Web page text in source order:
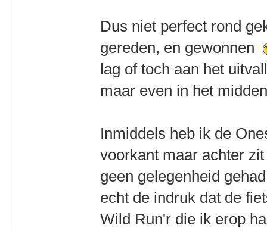
Dus niet perfect rond
gereden, en gewonnen
lag of toch aan het
maar even in het
Inmiddels heb ik de
voorkant maar achter
geen gelegenheid
echt de indruk dat de
Wild Run'r die ik erop